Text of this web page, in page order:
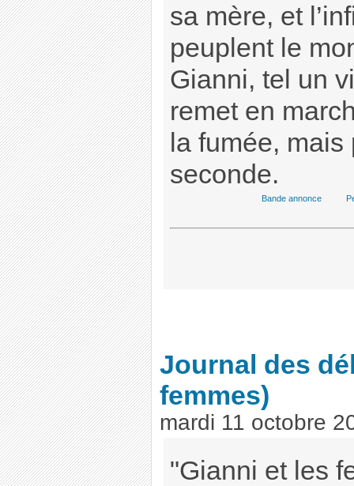
sa mère, et
peuplent le
Gianni, tel un
remet en
la fumée,
seconde.
Bande annonce
Journal des
femmes)
mardi 11 octobre
"Gianni et les